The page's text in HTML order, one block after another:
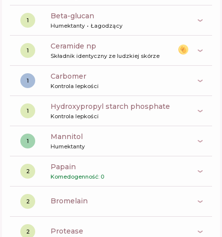
1 beta-glucan
Humektanty Łagodzący
1 ceramide np
Składnik identyczny ze ludzkiej skórze
1 carbomer
Kontrola lepkości
1 hydroxypropyl starch phosphate
Kontrola lepkości
1 mannitol
Humektanty
2 papain
Komedogenność: 0
2 bromelain
2 protease